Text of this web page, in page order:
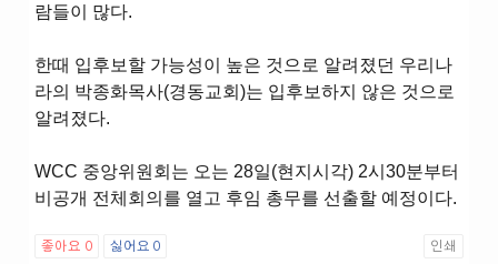
람들이 많다.
한때 입후보할 가능성이 높은 것으로 알려졌던 우리나
라의 박종화목사(경동교회)는 입후보하지 않은 것으로
알려졌다.
WCC 중앙위원회는 오는 28일(현지시각) 2시30분부터
비공개 전체회의를 열고 후임 총무를 선출할 예정이다.
좋아요 0 싫어요 0 인쇄